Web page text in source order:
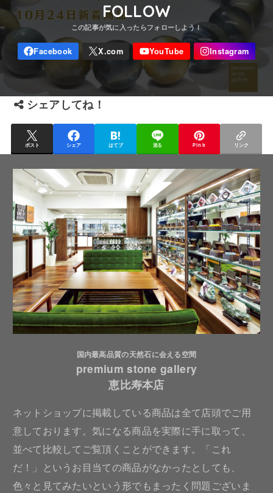
FOLLOW
シェアしてね！
ポスト シェア はてブ 送る Pin it リンク
国内最高品質の天然石に会える空間
premium stone gallery
恵比寿本店
ネットショップに掲載している商品は全て店頭でご用
意しております。気になる商品を実際に手に取って、
並べて比較してご覧頂くことができます。「これ
だ！」というお目当ての商品がなかったとしても、
色々と見てみたいという形でもまったく問題ございま